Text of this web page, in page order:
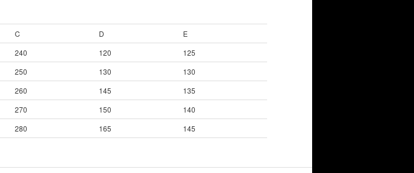
C D
E
240 120
125
250 130
130
260 145
135
270 150
140
280 165 145